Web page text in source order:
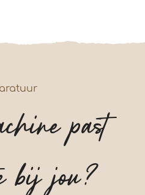
past
bij jou?